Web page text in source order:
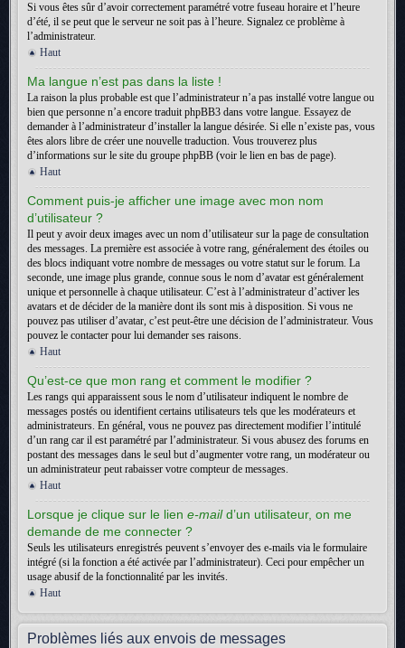
Si vous êtes sûr d’avoir correctement paramétré votre fuseau horaire et l’heure
d’été, il se peut que le serveur ne soit pas à l’heure. Signalez ce problème à
l’administrateur.
Haut
Ma langue n’est pas dans la liste !
La raison la plus probable est que l’administrateur n’a pas installé votre langue ou
bien que personne n’a encore traduit phpBB3 dans votre langue. Essayez de
demander à l’administrateur d’installer la langue désirée. Si elle n’existe pas, vous
êtes alors libre de créer une nouvelle traduction. Vous trouverez plus
d’informations sur le site du groupe phpBB (voir le lien en bas de page).
Haut
Comment puis-je afficher une image avec mon nom
d’utilisateur ?
Il peut y avoir deux images avec un nom d’utilisateur sur la page de consultation
des messages. La première est associée à votre rang, généralement des étoiles ou
des blocs indiquant votre nombre de messages ou votre statut sur le forum. La
seconde, une image plus grande, connue sous le nom d’avatar est généralement
unique et personnelle à chaque utilisateur. C’est à l’administrateur d’activer les
avatars et de décider de la manière dont ils sont mis à disposition. Si vous ne
pouvez pas utiliser d’avatar, c’est peut-être une décision de l’administrateur. Vous
pouvez le contacter pour lui demander ses raisons.
Haut
Qu’est-ce que mon rang et comment le modifier ?
Les rangs qui apparaissent sous le nom d’utilisateur indiquent le nombre de
messages postés ou identifient certains utilisateurs tels que les modérateurs et
administrateurs. En général, vous ne pouvez pas directement modifier l’intitulé
d’un rang car il est paramétré par l’administrateur. Si vous abusez des forums en
postant des messages dans le seul but d’augmenter votre rang, un modérateur ou
un administrateur peut rabaisser votre compteur de messages.
Haut
Lorsque je clique sur le lien e-maild’un utilisateur, on me
demande de me connecter ?
Seuls les utilisateurs enregistrés peuvent s’envoyer des e-mails via le formulaire
intégré (si la fonction a été activée par l’administrateur). Ceci pour empêcher un
usage abusif de la fonctionnalité par les invités.
Haut
Problèmes liés aux envois de messages